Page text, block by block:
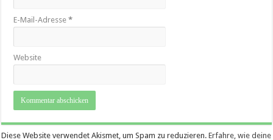
E-Mail-Adresse*
Website
Diese Website verwendet Akismet, um Spam zu reduzieren.Erfahre, wie deine